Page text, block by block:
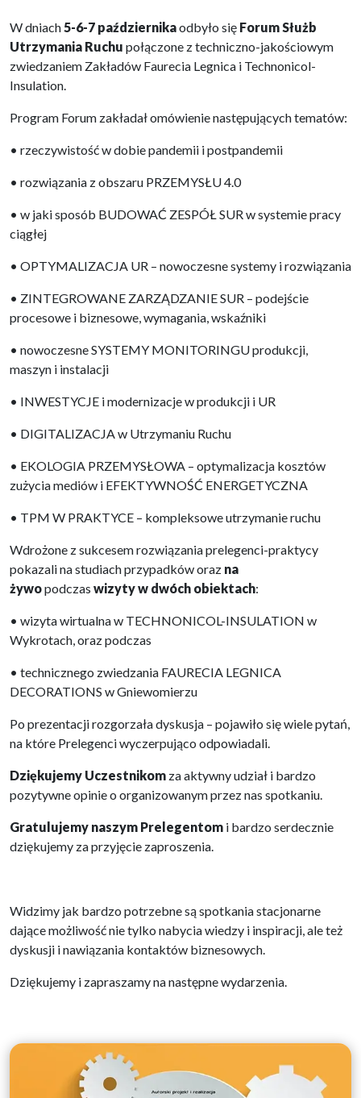
W dniach5-6-7 październikaodbyło się Forum Służb
Utrzymania Ruchu połączone z techniczno-jakościowym
zwiedzaniem Zakładów Faurecia Legnica i Technonicol-
Insulation.
Program Forum zakładał omówienie następujących tematów:
• rzeczywistość w dobie pandemii i postpandemii
• rozwiązania z obszaru PRZEMYSŁU 4.0
• w jaki sposób BUDOWAĆ ZESPÓŁ SUR w systemie pracy
ciągłej
• OPTYMALIZACJA UR – nowoczesne systemy i rozwiązania
• ZINTEGROWANE ZARZĄDZANIE SUR – podejście
procesowe i biznesowe, wymagania, wskaźniki
• nowoczesne SYSTEMY MONITORINGU produkcji,
maszyn i instalacji
• INWESTYCJE i modernizacje w produkcji i UR
• DIGITALIZACJA w Utrzymaniu Ruchu
• EKOLOGIA PRZEMYSŁOWA – optymalizacja kosztów
zużycia mediów i EFEKTYWNOŚĆ ENERGETYCZNA
• TPM W PRAKTYCE – kompleksowe utrzymanie ruchu
Wdrożone z sukcesem rozwiązania prelegenci-praktycy
pokazali na studiach przypadków oraz na
żywopodczas wizyty w dwóch obiektach:
• wizyta wirtualna w TECHNONICOL-INSULATION w
Wykrotach, oraz podczas
• technicznego zwiedzania FAURECIA LEGNICA
DECORATIONS w Gniewomierzu
Po prezentacji rozgorzała dyskusja – pojawiło się wiele pytań,
na które Prelegenci wyczerpująco odpowiadali.
Dziękujemy Uczestnikom za aktywny udział i bardzo
pozytywne opinie o organizowanym przez nas spotkaniu.
Gratulujemy naszym Prelegentom i bardzo serdecznie
dziękujemy za przyjęcie zaproszenia.
Widzimy jak bardzo potrzebne są spotkania stacjonarne
dające możliwość nie tylko nabycia wiedzy i inspiracji, ale też
dyskusji i nawiązania kontaktów biznesowych.
Dziękujemy i zapraszamy na następne wydarzenia.